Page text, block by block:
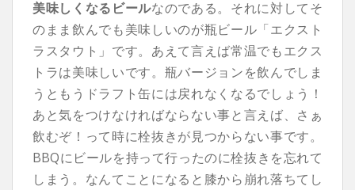
美味しくなるビールなのである。それに対してそ
のまま飲んでも美味しいのが瓶ビール「エクスト
ラスタウト」です。あえて言えば常温でもエクス
トラは美味しいです。瓶バージョンを飲んでしま
うともうドラフト缶には戻れなくなるでしょう！
あと気をつけなければならない事と言えば、さぁ
飲むぞ！って時に栓抜きが見つからない事です。
BBQにビールを持って行ったのに栓抜きを忘れて
しまう。なんてことになると膝から崩れ落ちてし